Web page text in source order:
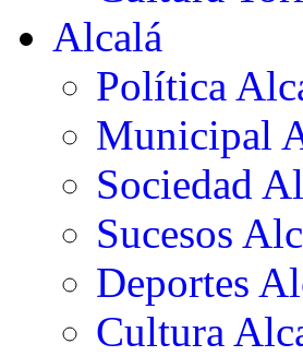
Alcalá
Política
Municipal
Sociedad
Sucesos
Deportes
Cultura